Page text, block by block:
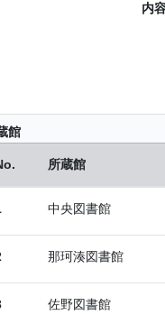
内
館
所蔵館
中央図書館
那珂湊図書館
佐野図書館